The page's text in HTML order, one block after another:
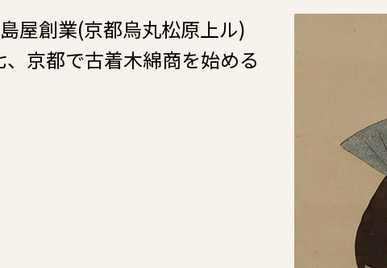
屋創業(京都烏丸松原上ル)
京都で古着木綿商を始める